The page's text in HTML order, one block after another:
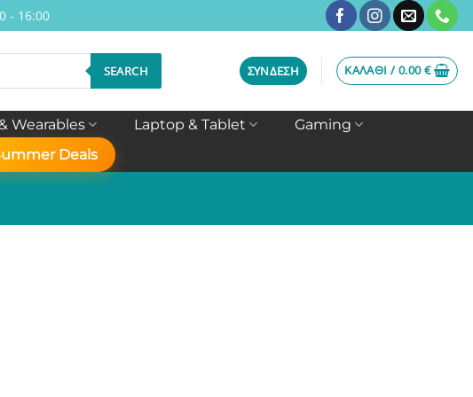
- 16:00
SEARCH ΣΎΝΔΕΣΗ ΚΑΛΆΘΙ /0.00€
Wearables Laptop & Tablet
Gaming
Deals